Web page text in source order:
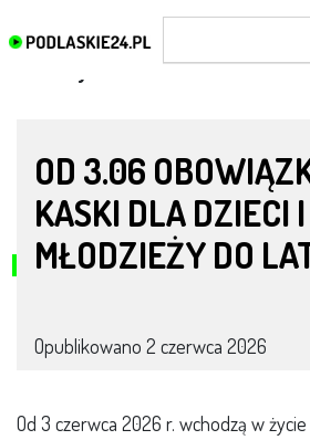
OD 3.06
KASKI DLA DZIECI I
MŁODZIEŻY DO
Opublikowano 2 czerwca 2026
Od 3 czerwca 2026 r. wchodzą w